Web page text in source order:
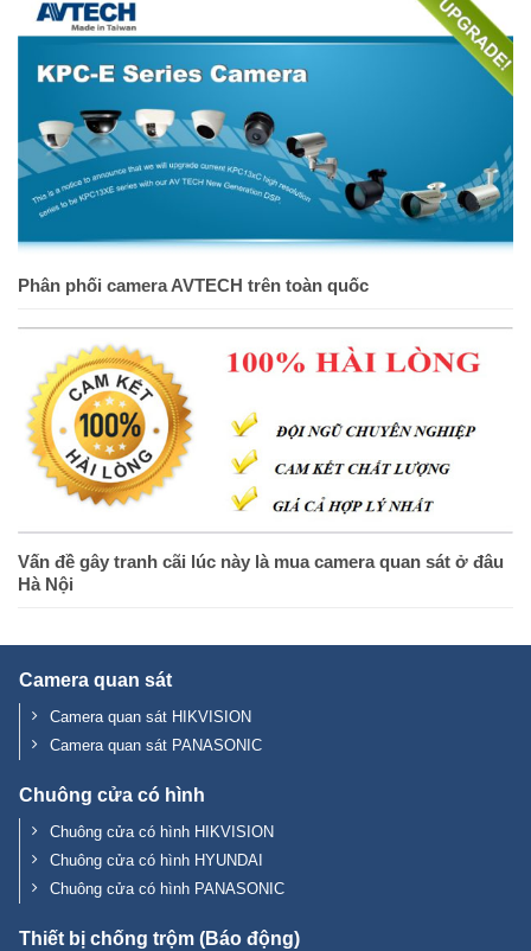
Phân phối camera AVTECH trên toàn quốc
Vấn đề gây tranh cãi lúc này là mua camera quan sát ở đâu
Hà Nội
Camera quan sát
Camera quan sát HIKVISION
Camera quan sát PANASONIC
Chuông cửa có hình
Chuông cửa có hình HIKVISION
Chuông cửa có hình HYUNDAI
Chuông cửa có hình PANASONIC
Thiết bị chống trộm (Báo động)